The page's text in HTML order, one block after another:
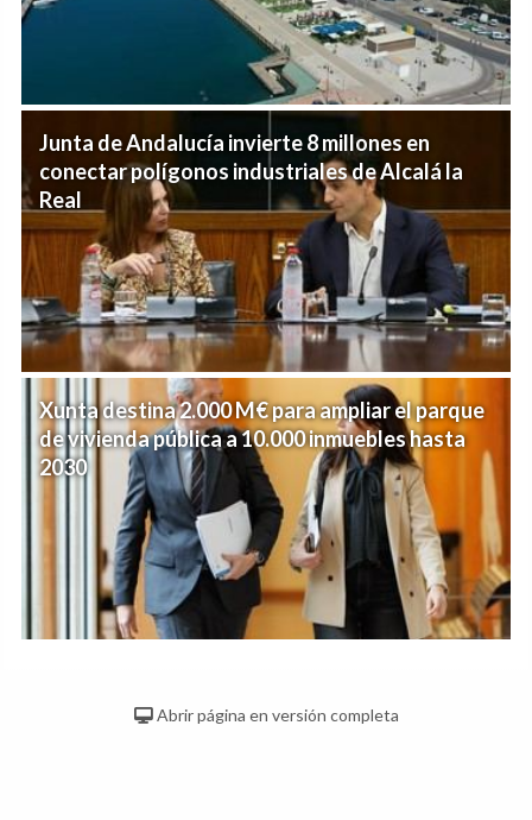
Junta de Andalucía invierte 8 millones en
conectar polígonos industriales de Alcalá la
Real
Xunta destina 2.000 M€ para ampliar el parque
de vivienda pública a 10.000 inmuebles hasta
2030
Abrir página en versión completa